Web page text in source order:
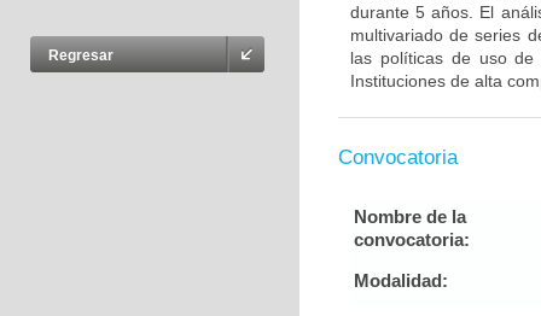
Regresar
durante 5 años. El
multivariado de series
las políticas de uso de
Instituciones de alta
Convocatoria
Nombre de la
convocatoria:
Modalidad: